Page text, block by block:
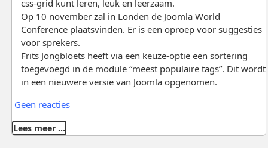
css-grid kunt leren, leuk en leerzaam.
Op 10 november zal in Londen de Joomla World
Conference plaatsvinden. Er is een oproep voor suggesties
voor sprekers.
Frits Jongbloets heeft via een keuze-optie een sortering
toegevoegd in de module “meest populaire tags”. Dit wordt
in een nieuwere versie van Joomla opgenomen.
Geen reacties
Lees meer …